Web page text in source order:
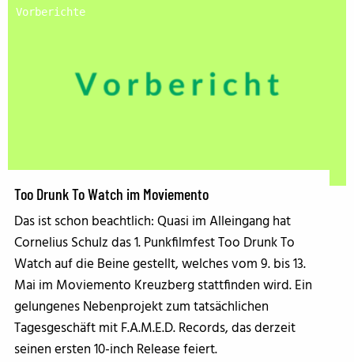
Vorberichte
Too Drunk To Watch im Moviemento
Das ist schon beachtlich: Quasi im Alleingang hat
Cornelius Schulz das 1. Punkfilmfest Too Drunk To
Watch auf die Beine gestellt, welches vom 9. bis 13.
Mai im Moviemento Kreuzberg stattfinden wird. Ein
gelungenes Nebenprojekt zum tatsächlichen
Tagesgeschäft mit F.A.M.E.D. Records, das derzeit
seinen ersten 10-inch Release feiert.